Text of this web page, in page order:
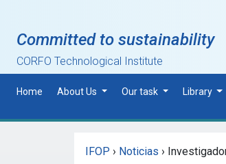
Committed to sustainability
CORFO Technological Institute
Home About Us Our task Library
IFOP › Noticias ›